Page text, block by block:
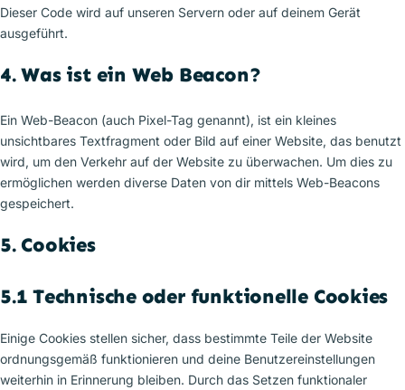
Dieser Code wird auf unseren Servern oder auf deinem Gerät
ausgeführt.
4. Was ist ein Web Beacon?
Ein Web-Beacon (auch Pixel-Tag genannt), ist ein kleines
unsichtbares Textfragment oder Bild auf einer Website, das benutzt
wird, um den Verkehr auf der Website zu überwachen. Um dies zu
ermöglichen werden diverse Daten von dir mittels Web-Beacons
gespeichert.
5. Cookies
5.1 Technische oder funktionelle Cookies
Einige Cookies stellen sicher, dass bestimmte Teile der Website
ordnungsgemäß funktionieren und deine Benutzereinstellungen
weiterhin in Erinnerung bleiben. Durch das Setzen funktionaler